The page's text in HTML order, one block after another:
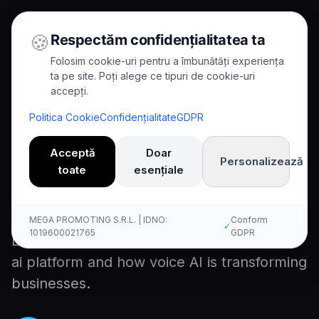
🍪 Respectăm confidențialitatea ta
Folosim cookie-uri pentru a îmbunătăți experiența
ta pe site. Poți alege ce tipuri de cookie-uri
accepți.
Politica CookieConfidențialitateGDPR
Acceptă
toate
Doar
esențiale
Personalizează
MEGA PROMOTING S.R.L. | IDNO:
1019600021765
✓
Conform
GDPR
Blog /
8min read
How to Choose the Right
Learn about how to choose the right voice
ai platform and how voice AI is transforming
businesses.